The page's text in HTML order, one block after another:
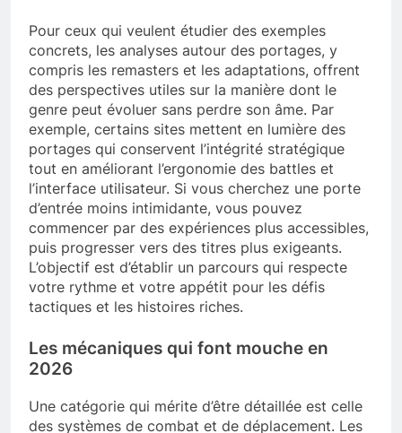
Pour ceux qui veulent étudier des exemples
concrets, les analyses autour des portages, y
compris les remasters et les adaptations, offrent
des perspectives utiles sur la manière dont le
genre peut évoluer sans perdre son âme. Par
exemple, certains sites mettent en lumière des
portages qui conservent l’intégrité stratégique
tout en améliorant l’ergonomie des battles et
l’interface utilisateur. Si vous cherchez une porte
d’entrée moins intimidante, vous pouvez
commencer par des expériences plus accessibles,
puis progresser vers des titres plus exigeants.
L’objectif est d’établir un parcours qui respecte
votre rythme et votre appétit pour les défis
tactiques et les histoires riches.
Les mécaniques qui font mouche en
2026
Une catégorie qui mérite d’être détaillée est celle
des systèmes de combat et de déplacement. Les